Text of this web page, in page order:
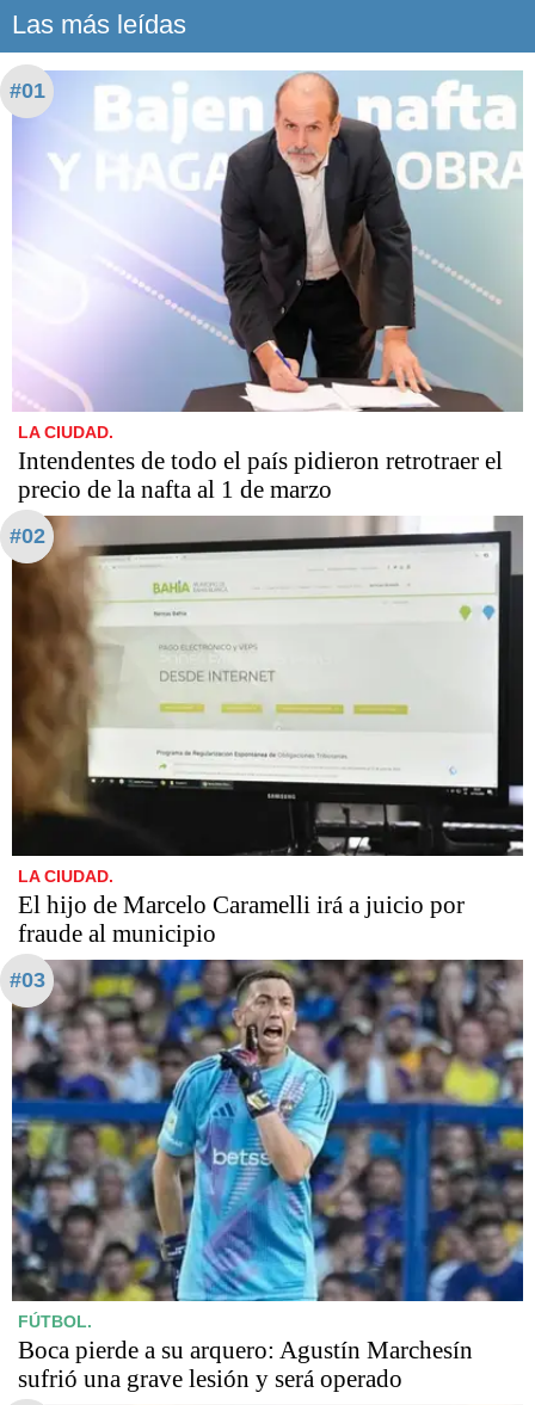
Las más leídas
#01
LA CIUDAD.
Intendentes de todo el país pidieron retrotraer el
precio de la nafta al 1 de marzo
#02
LA CIUDAD.
​​​​​El hijo de Marcelo Caramelli irá a juicio por
fraude al municipio
#03
FÚTBOL.
Boca pierde a su arquero: Agustín Marchesín
sufrió una grave lesión y será operado